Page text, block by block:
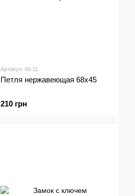
Артикул: 49.11
Петля нержавеющая 68х45
210 грн